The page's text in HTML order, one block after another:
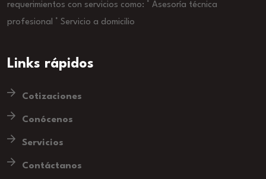
requerimientos con servicios como: ° Asesoría técnica
profesional ° Servicio a domicilio
Links rápidos
Cotizaciones
Conócenos
Servicios
Contáctanos